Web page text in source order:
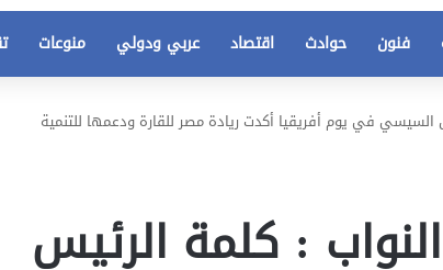
فنون حوادث اقتصاد عربي ودولي منوعات
في يوم أفريقيا أكدت ريادة مصر للقارة ودعمها للتنمية
: كلمة الرئيس
تخفيض
الي
50
تخفيض سعر المتر من 250 الي 50 جنيها